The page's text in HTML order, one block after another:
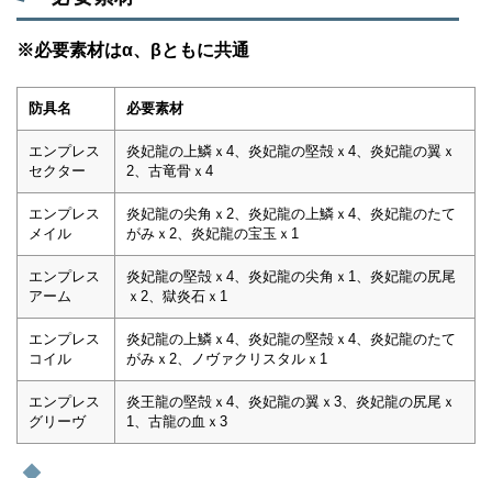
※必要素材はα、βともに共通
防具名 必要素材
エンプレス
セクター
炎妃龍の上鱗ｘ4、炎妃龍の堅殻ｘ4、炎妃龍の翼ｘ
2、古竜骨ｘ4
エンプレス
メイル
炎妃龍の尖角ｘ2、炎妃龍の上鱗ｘ4、炎妃龍のたて
がみｘ2、炎妃龍の宝玉ｘ1
エンプレス
アーム
炎妃龍の堅殻ｘ4、炎妃龍の尖角ｘ1、炎妃龍の尻尾
ｘ2、獄炎石ｘ1
エンプレス
コイル
炎妃龍の上鱗ｘ4、炎妃龍の堅殻ｘ4、炎妃龍のたて
がみｘ2、ノヴァクリスタルｘ1
エンプレス
グリーヴ
炎王龍の堅殻ｘ4、炎妃龍の翼ｘ3、炎妃龍の尻尾ｘ
1、古龍の血ｘ3